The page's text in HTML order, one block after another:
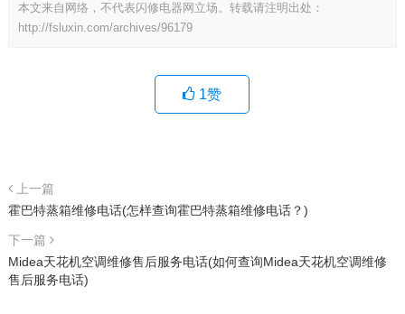
本文来自网络，不代表闪修电器网立场。转载请注明出处：
http://fsluxin.com/archives/96179
1赞
上一篇
霍巴特蒸箱维修电话(怎样查询霍巴特蒸箱维修电话？)
下一篇
Midea天花机空调维修售后服务电话(如何查询Midea天花机空调维修
售后服务电话)